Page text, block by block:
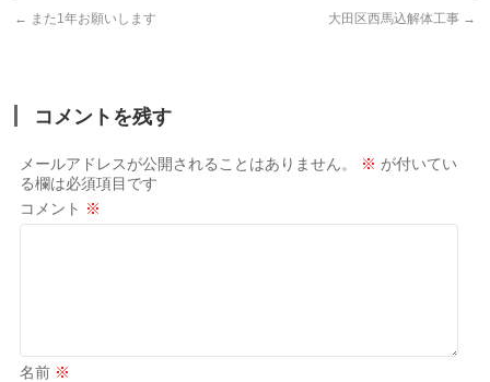
← また1年お願いします 大田区西馬込解体工事 →
コメントを残す
メールアドレスが公開されることはありません。 ※ が付いてい
る欄は必須項目です
コメント ※
名前 ※